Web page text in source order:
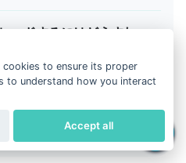
ードするにはどうすれ
ですか？
to ensure its proper
to understand how you interact
Accept all